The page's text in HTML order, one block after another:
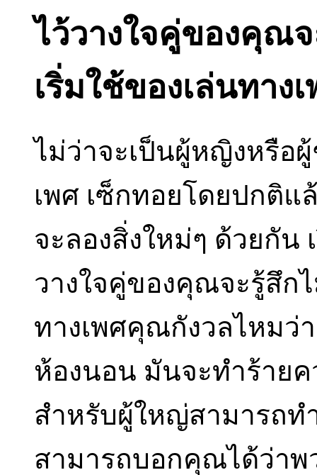
ไว้วางใจคู่ของคุณ
เริ่มใช้ของเล่นทาง
ไม่ว่าจะเป็นผู้หญิงหรือ
เพศ เซ็กทอยโดยปกติแ
จะลองสิ่งใหม่ๆ ด้วยกัน
วางใจคู่ของคุณจะรู้สึก
ทางเพศคุณกังวลไหมว่
ห้องนอน มันจะทำร้าย
สำหรับผู้ใหญ่สามารถ
สามารถบอกคุณได้ว่า